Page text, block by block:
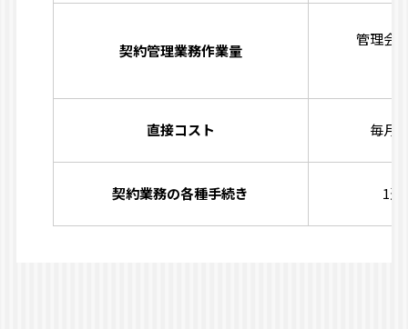
契約管理業務作業量
管理会
直接コスト 毎月
契約業務の各種手続き 1週